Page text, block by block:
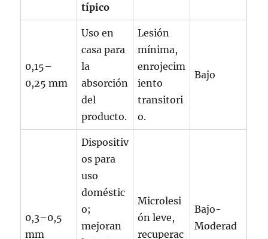
típico
0,15–
0,25 mm
Uso en
casa para
la
absorción
del
producto.
Lesión
mínima,
enrojecim
iento
transitori
o.
Bajo
0,3–0,5
mm
Dispositiv
os para
uso
doméstic
o;
mejoran
Microlesi
ón leve,
recuperac
Bajo-
Moderad